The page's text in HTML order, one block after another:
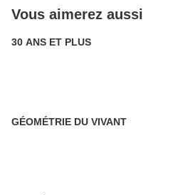
Vous aimerez aussi
30 ANS ET PLUS
GÉOMÉTRIE DU VIVANT